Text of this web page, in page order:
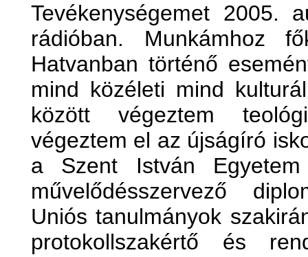
Tevékenységemet 2005.
rádióban. Munkámhoz
Hatvanban történő
mind közéleti mind
között végeztem
végeztem el az újságíró
a Szent István Egyetem
művelődésszervező
Uniós tanulmányok
protokollszakértő és